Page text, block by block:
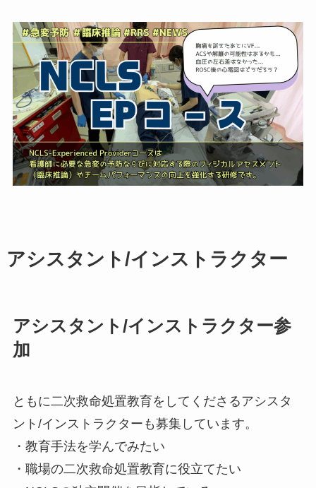
アシスタント/インストラクター
アシスタント/インストラクター参
加
ともに二次救命処置教育をしてくださるアシスタ
ント/インストラクターも募集しています。
・教育手法を学んでみたい
・職場の二次救命処置教育に役立てたい